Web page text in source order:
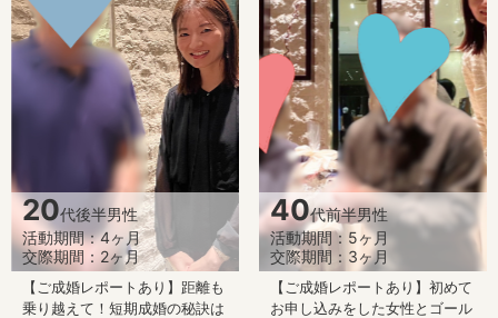
20代後半男性
活動期間：4ヶ月
交際期間：2ヶ月
【ご成婚レポートあり】距離も
乗り越えて！短期成婚の秘訣は
40代前半男性
活動期間：5ヶ月
交際期間：3ヶ月
【ご成婚レポートあり】初めて
お申し込みをした女性とゴール